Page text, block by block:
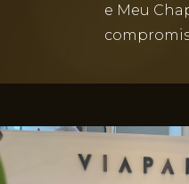
e Meu